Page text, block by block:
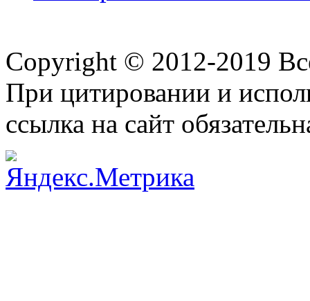
Copyright © 2012-2019
При цитировании и
ссылка на сайт